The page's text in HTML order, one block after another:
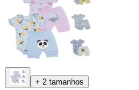
+ 2 tamanhos